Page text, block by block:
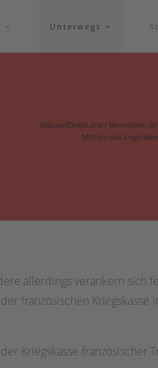
Unterwegs
WasserEisenLand / Menschen,
Mythen und Legenden
allerdings verankern sich
französischen Kriegskasse
Kriegskasse französischer